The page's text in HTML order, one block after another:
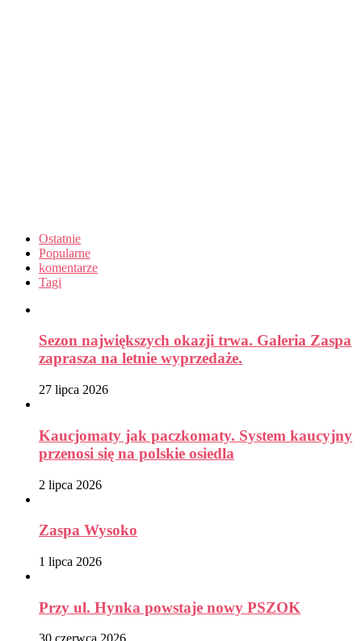
Ostatnie
Popularne
komentarze
Tagi
Sezon największych okazji trwa. Galeria Zaspa
zaprasza na letnie wyprzedaże.
27 lipca 2026
Kaucjomaty jak paczkomaty. System kaucyjny
przenosi się na polskie osiedla
2 lipca 2026
Zaspa Wysoko
1 lipca 2026
Przy ul. Hynka powstaje nowy PSZOK